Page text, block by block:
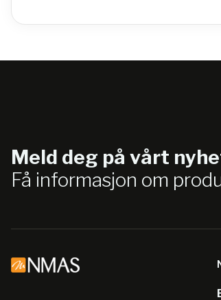
Meld deg på vårt
Få informasjon om